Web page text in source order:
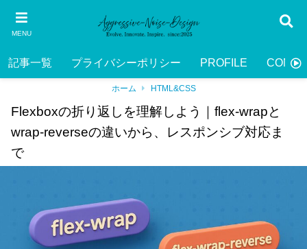
MENU
記事一覧 プライバシーポリシー PROFILE
ホーム HTML&CSS
Flexboxの折り返しを理解しよう｜flex-wrapと
wrap-reverseの違いから、レスポンシブ対応ま
で